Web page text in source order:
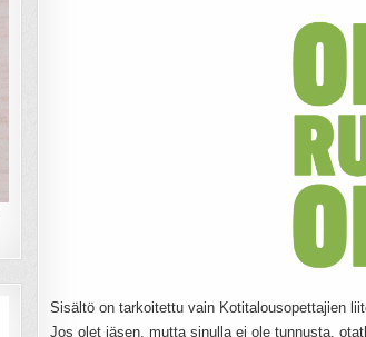
Sisältö on tarkoitettu vain Kotitalousopettajien
Jos olet jäsen, mutta sinulla ei ole tunnusta,